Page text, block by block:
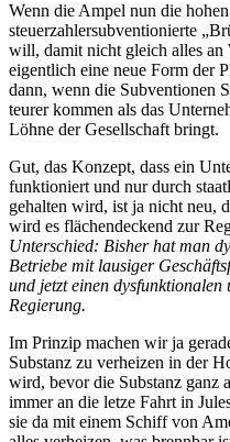
Wenn die Ampel nun die
steuerzahlersubventionierte
will, damit nicht gleich alles an
eigentlich eine neue Form der
dann, wenn die Subventionen
teurer kommen als das
Löhne der Gesellschaft bringt.
Gut, das Konzept, dass ein
funktioniert und nur durch
gehalten wird, ist ja nicht neu,
wird es flächendeckend zur
Unterschied: Bisher hat man
Betriebe mit lausiger
und jetzt einen
Regierung.
Im Prinzip machen wir ja
Substanz zu verheizen in der
wird, bevor die Substanz ganz
immer an die letze Fahrt in
sie da mit einem Schiff von